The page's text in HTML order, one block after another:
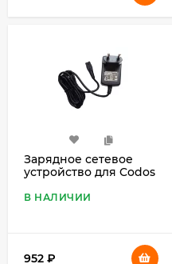
Зарядное сетевое
устройство для Codos
3200
В НАЛИЧИИ
952 ₽